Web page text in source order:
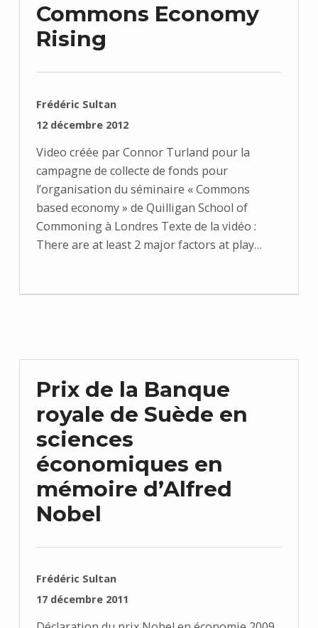
Commons Economy
Rising
RÉDIGÉ PAR :
Frédéric Sultan
PUBLIÉ SUR :
12 décembre 2012
Video créée par Connor Turland pour la
campagne de collecte de fonds pour
l’organisation du séminaire « Commons
based economy » de Quilligan School of
Commoning à Londres Texte de la vidéo :
There are at least 2 major factors at play…
Prix de la Banque
royale de Suède en
sciences
économiques en
mémoire d’Alfred
Nobel
RÉDIGÉ PAR :
Frédéric Sultan
PUBLIÉ SUR :
17 décembre 2011